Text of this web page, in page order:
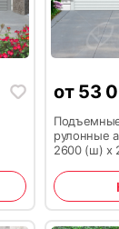
от 53
рулонные
2600 (ш) х